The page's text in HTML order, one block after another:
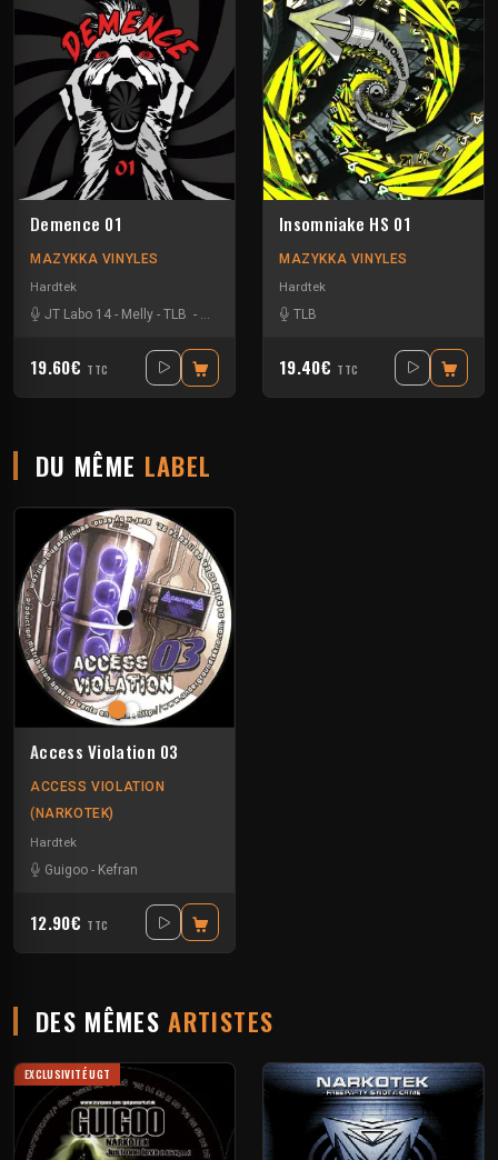
Demence 01
MAZYKKA VINYLES
Hardtek
JT Labo 14 - Melly - TLB - Zone 33
19.60€ TTC
Insomniake HS 01
MAZYKKA VINYLES
Hardtek
TLB
19.40€ TTC
DU MÊME LABEL
Access Violation 03
ACCESS VIOLATION
(NARKOTEK)
Hardtek
Guigoo - Kefran
12.90€ TTC
DES MÊMESARTISTES
EXCLUSIVITÉ UGT